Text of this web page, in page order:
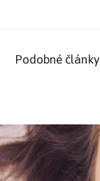
Podobné články